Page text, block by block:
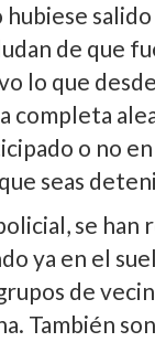
hubiese
de que
lo que
completa
o no
seas
se han
ya en el
de
También